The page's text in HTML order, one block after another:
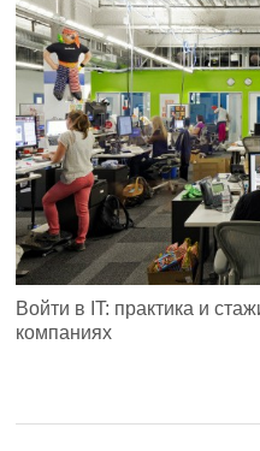
Войти в IT: практика и
компаниях